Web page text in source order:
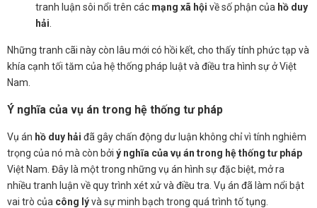
tranh luận sôi nổi trên các mạng xã hội về số phận của hồ duy
hải
Những tranh cãi này còn lâu mới có hồi kết, cho thấy tính phức tạp và
khía cạnh tối tăm của hệ thống pháp luật và điều tra hình sự ở Việt
Nam.
Ý nghĩa của vụ án trong hệ thống tư pháp
Vụ án hồ duy hải đã gây chấn động dư luận không chỉ vì tính nghiêm
trọng của nó mà còn bởi ý nghĩa của vụ án trong hệ thống tư pháp
Việt Nam. Đây là một trong những vụ án hình sự đặc biệt, mở ra
nhiều tranh luận về quy trình xét xử và điều tra. Vụ án đã làm nổi bật
vai trò của công lývà sự minh bạch trong quá trình tố tụng.